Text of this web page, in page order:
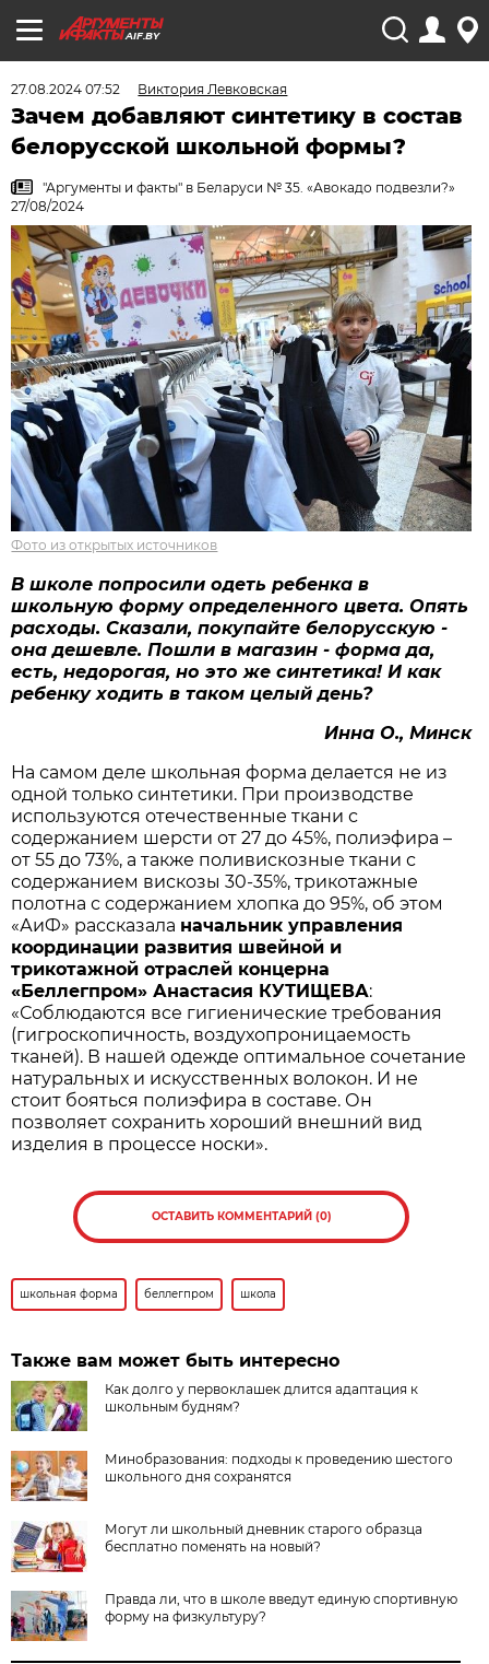
AIF.BY
27.08.2024 07:52 Виктория Левковская
Зачем добавляют синтетику в состав
белорусской школьной формы?
"Аргументы и факты" в Беларуси № 35. «Авокадо подвезли?»
27/08/2024
Фото из открытых источников
В школе попросили одеть ребенка в
школьную форму определенного цвета. Опять
расходы. Сказали, покупайте белорусскую -
она дешевле. Пошли в магазин - форма да,
есть, недорогая, но это же синтетика! И как
ребенку ходить в таком целый день?
Инна О., Минск
На самом деле школьная форма делается не из
одной только синтетики. При производстве
используются отечественные ткани с
содержанием шерсти от 27 до 45%, полиэфира –
от 55 до 73%, а также поливискозные ткани с
содержанием вискозы 30-35%, трикотажные
полотна с содержанием хлопка до 95%, об этом
«АиФ» рассказала начальник управления
координации развития швейной и
трикотажнойотраслей концерна
«Беллегпром» Анастасия КУТИЩЕВА:
«Соблюдаются все гигиенические требования
(гигроскопичность, воздухопроницаемость
тканей). В нашей одежде оптимальное сочетание
натуральных и искусственных волокон. И не
стоит бояться полиэфира в составе. Он
позволяет сохранить хороший внешний вид
изделия в процессе носки».
ОСТАВИТЬ КОММЕНТАРИЙ (0)
школьная форма беллегпром школа
Также вам может быть интересно
Как долго у первоклашек длится адаптация к
школьным будням?
Минобразования: подходы к проведению шестого
школьного дня сохранятся
Могут ли школьный дневник старого образца
бесплатно поменять на новый?
Правда ли, что в школе введут единую спортивную
форму на физкультуру?